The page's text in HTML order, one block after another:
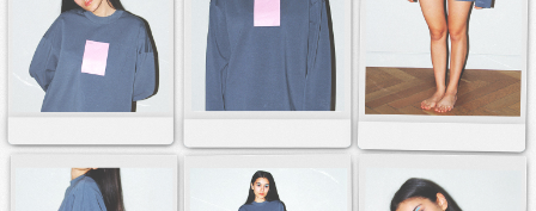
Мерч за 10 дней
Экспресс-формат
для наших клиентов
Готовые позиции под
нанесение